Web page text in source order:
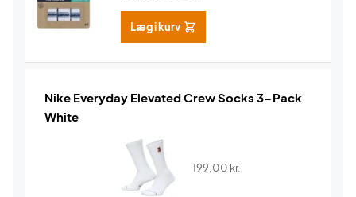
Læg i kurv
Nike Everyday Elevated Crew Socks 3-Pack
White
199,00 kr.